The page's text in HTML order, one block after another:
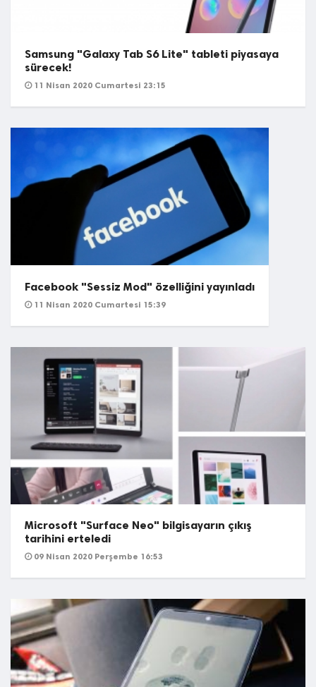
Samsung "Galaxy Tab S6 Lite" tableti piyasaya
sürecek!
11 Nisan 2020 Cumartesi 23:15
Facebook "Sessiz Mod" özelliğini yayınladı
11 Nisan 2020 Cumartesi 15:39
Microsoft "Surface Neo" bilgisayarın çıkış
tarihini erteledi
09 Nisan 2020 Perşembe 16:53